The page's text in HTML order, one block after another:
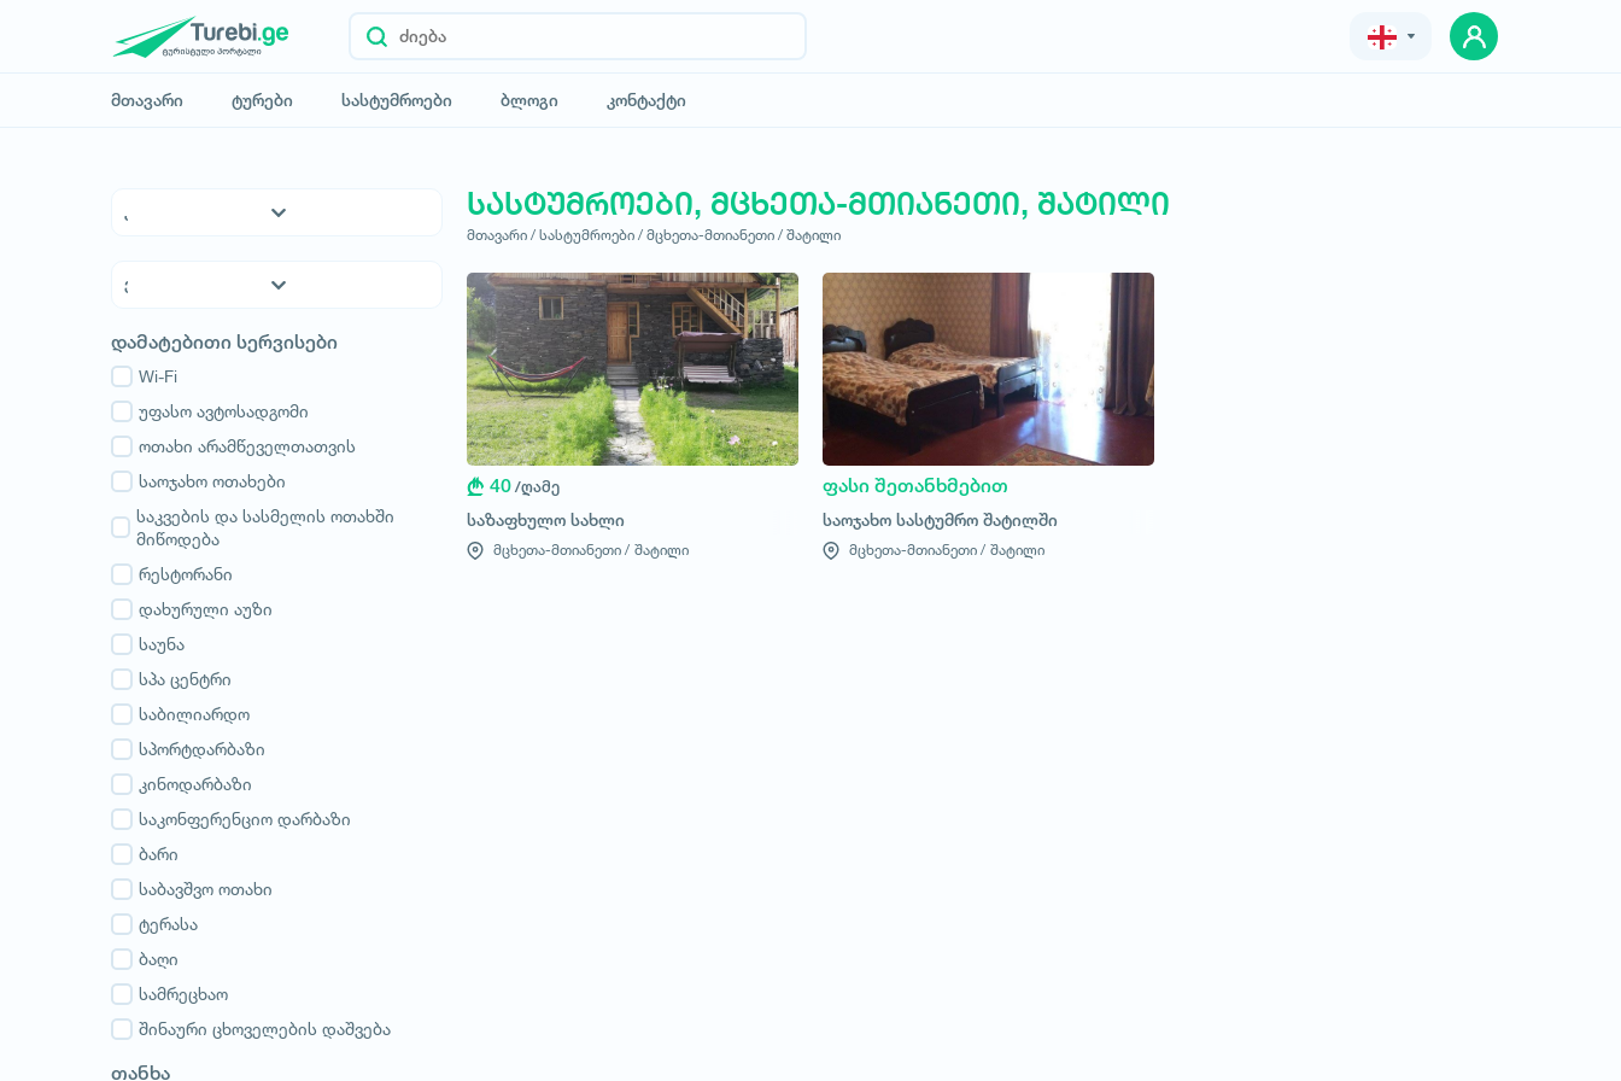
მთავარი ტურები სასტუმროები ბლოგი კონტაქტი
4* სასტუმროები
ჰოსტელები
საოჯახო სასტუმროები
აპარტამენტები
კოტეჯები
კახეთი
თბილისი
მცხეთა-მთიანეთი
შიდა ქართლი
სამცხე-ჯავახეთი
იმერეთი
გურია
სამეგრელო
სვანეთი
რაჭა-ლეჩხუმი
აჭარა
დამატებითი სერვისები
Wi-Fi
უფასო ავტოსადგომი
ოთახი არამწეველთათვის
საოჯახო ოთახები
საკვების და სასმელის ოთახში
მიწოდება
რესტორანი
დახურული აუზი
საუნა
სპა ცენტრი
საბილიარდო
სპორტდარბაზი
კინოდარბაზი
საკონფერენციო დარბაზი
ბარი
საბავშვო ოთახი
ტერასა
ბაღი
სამრეცხაო
შინაური ცხოველების დაშვება
თანხა
სასტუმროები, მცხეთა-მთიანეთი, შატილი
მთავარი / სასტუმროები / მცხეთა-მთიანეთი / შატილი
40 /ღამე
საზაფხულო სახლი
მცხეთა-მთიანეთი / შატილი
ფასი შეთანხმებით
საოჯახო სასტუმრო შატილში
მცხეთა-მთიანეთი / შატილი